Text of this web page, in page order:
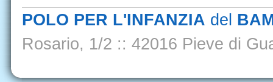
POLO PER L'INFANZIA del
Rosario, 1/2 :: 42016 Pieve di